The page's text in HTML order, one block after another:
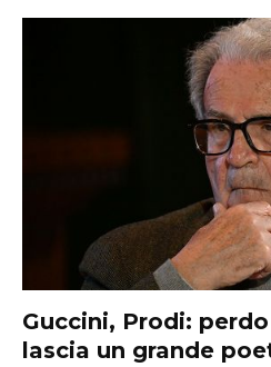
Guccini, Prodi:
lascia un grande